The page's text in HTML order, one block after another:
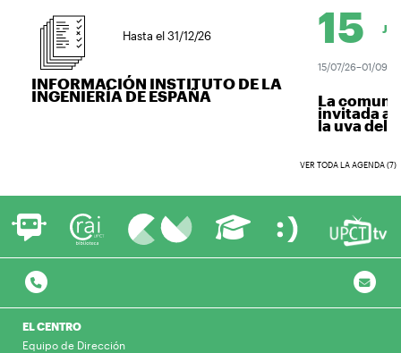
Hasta el 31/12/26
INFORMACIÓN INSTITUTO DE LA
INGENIERÍA DE ESPAÑA
15 JUL.
15/07/26–01/09/26
La
invitada a
la uva del
VER TODA LA AGENDA (7)
EL CENTRO
Equipo de Dirección